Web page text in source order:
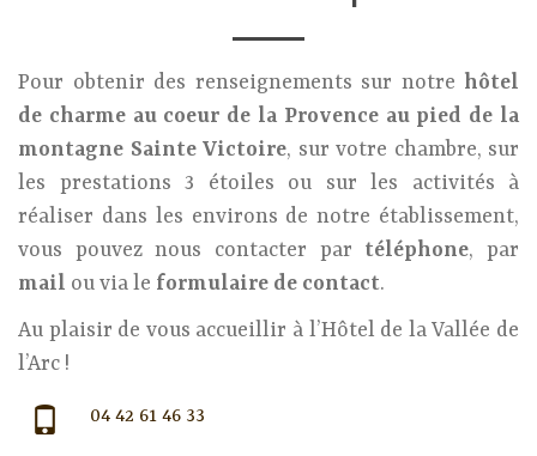
Pour obtenir des renseignements sur notre hôtel
de charme au coeur de la Provence au pied de la
montagne Sainte Victoire, sur votre chambre, sur
les prestations 3 étoiles ou sur les activités à
réaliser dans les environs de notre établissement,
vous pouvez nous contacter par téléphone, par
mail ou via le formulaire de contact.
Au plaisir de vous accueillir à l’Hôtel de la Vallée de
l’Arc !
04 42 61 46 33